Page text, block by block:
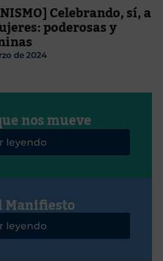
Celebrando, sí, a
poderosas y
de 2024
nos mueve
leyendo
Manifiesto
leyendo